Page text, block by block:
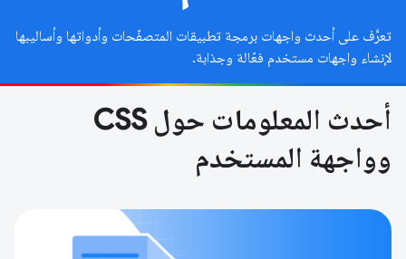
تعرَّف على أحدث واجهات برمجة تطبيقات المتصفّحات وأدواتها وأساليبها
لإنشاء واجهات مستخدم فعّالة وجذابة.
أحدث المعلومات حول CSS
وواجهة المستخدم